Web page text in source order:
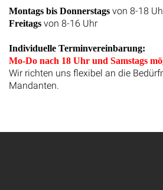
Montags bis Donnerstags von 8-18
Freitags von 8-16 Uhr
Individuelle Terminvereinbarung:
Mo-Do nach 18 Uhr und Samstags
Wir richten uns flexibel an die
Mandanten.